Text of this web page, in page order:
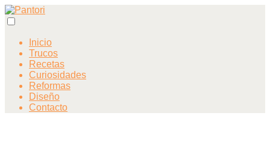
Inicio
Trucos
Recetas
Curiosidades
Reformas
Diseño
Contacto